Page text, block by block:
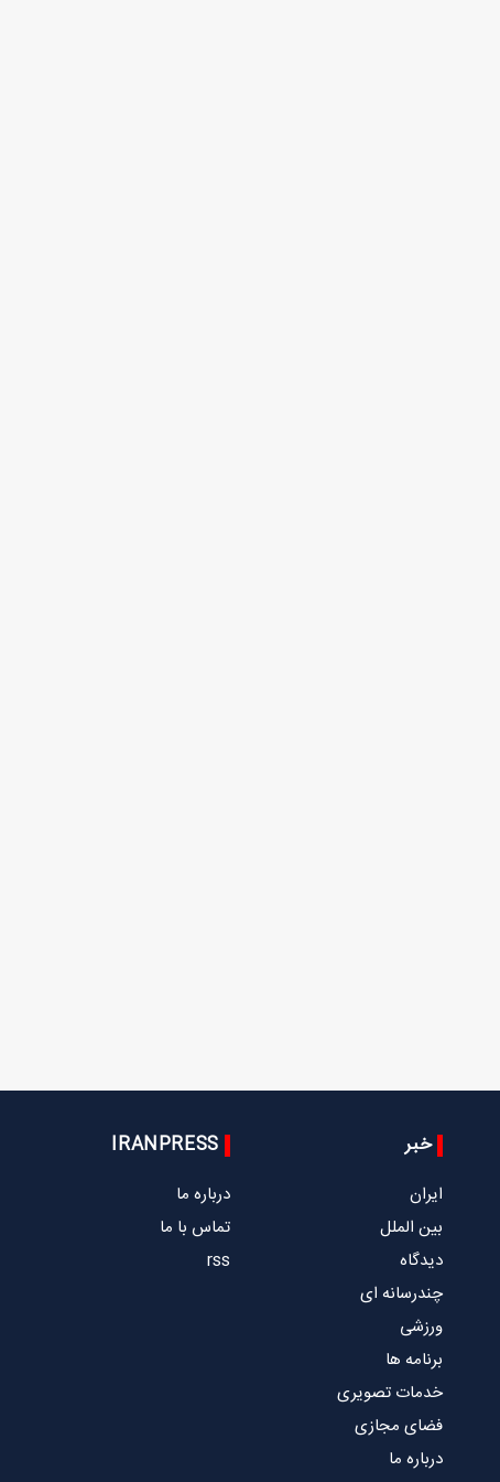
خبر
ایران
بین الملل
دیدگاه
چندرسانه ای
ورزشی
برنامه ها
خدمات تصویری
فضای مجازی
درباره ما
IRANPRESS
درباره ما
تماس با ما
rss